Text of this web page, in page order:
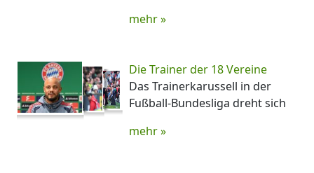
mehr »
Die Trainer der 18 Vereine
Das Trainerkarussell in der
Fußball-Bundesliga dreht sich
mehr »